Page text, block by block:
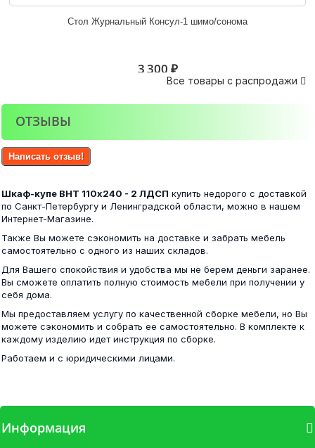
Альянс 2,0 шкаф-купе венге/белфорд
Стол Журнальный Консул-1 шимо/сонома
3 300 ₽
Стол обеденный нераскладной Норман...
10 000 ₽
Матрас Capri 80х200
14 100 ₽
Стол компьютерный Бейсик венге/лоредо
Все товары с распродажи 
ОТЗЫВЫ
Написать отзыв!
Шкаф-купе ВНТ 110х240 - 2 ЛДСП купить недорого с доставкой
по Санкт-Петербургу и Ленинградской области, можно в нашем
Интернет-Магазине.
Также Вы можете сэкономить на доставке и забрать мебель
самостоятельно с одного из наших складов.
Для Вашего спокойствия и удобства мы не берем деньги заранее.
Вы сможете оплатить полную стоимость мебели при получении у
себя дома.
Мы предоставляем услугу по качественной сборке мебели, но Вы
можете сэкономить и собрать ее самостоятельно. В комплекте к
каждому изделию идет инструкция по сборке.
Работаем и с юридическими лицами.
Информация